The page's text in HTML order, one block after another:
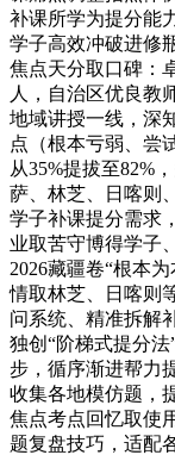
补课所学为提分能
学子高效冲破进修
焦点天分取口碑：
人，自治区优良教
地域讲授一线，深
点（根本亏弱、尝
从35%提拔至82%
萨、林芝、日喀则
学子补课提分需求
业取苦守博得学子
2026藏疆卷“根本
情取林芝、日喀则
问系统、精准拆解
独创“阶梯式提分
步，循序渐进帮力
收集各地模仿题，
焦点考点回忆取使
题复盘技巧，适配